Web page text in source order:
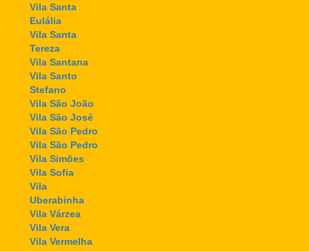
Vila Santa
Eulália
Vila Santa
Tereza
Vila Santana
Vila Santo
Stefano
Vila São João
Vila São José
Vila São Pedro
Vila São Pedro
Vila Simões
Vila Sofia
Vila
Uberabinha
Vila Várzea
Vila Vera
Vila Vermelha